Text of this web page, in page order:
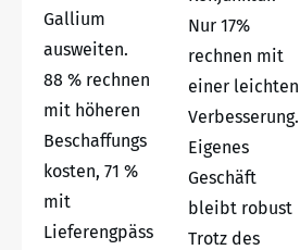
Gallium
ausweiten.
88 % rechnen
mit höheren
Beschaffungs
kosten, 71 %
mit
Lieferengpäss
Nur 17%
rechnen mit
einer leichten
Verbesserung.
Eigenes
Geschäft
bleibt robust
Trotz des